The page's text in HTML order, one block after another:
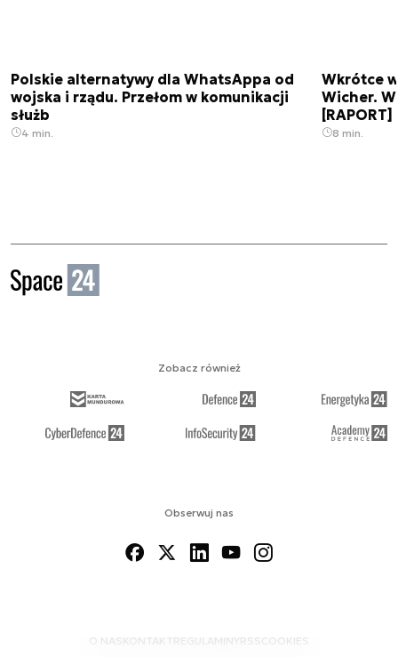
Polskie alternatywy dla WhatsAppa od
wojska i rządu. Przełom w komunikacji
służb
4 min.
Wkrótce
Wicher.
[RAPORT]
8 min.
Obserwuj nas
O NAS KONTAKTREGULAMINYRSS COOKIES
Zobacz również